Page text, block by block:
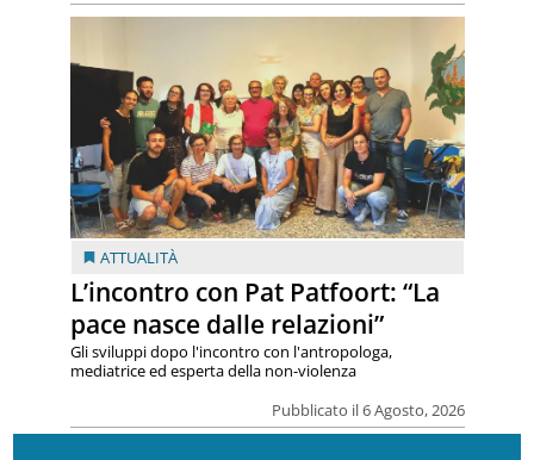
ATTUALITÀ
L’incontro con Pat Patfoort: “La
pace nasce dalle relazioni”
Pubblicato il 6 Agosto, 2026
Gli sviluppi dopo l'incontro con l'antropologa,
mediatrice ed esperta della non-violenza